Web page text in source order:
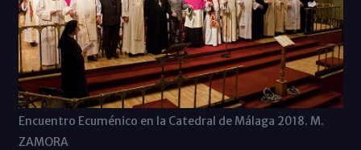
Encuentro Ecuménico en la Catedral de Málaga 2018. M.
ZAMORA